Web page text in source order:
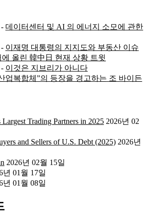
- 데이터센터 및 AI 의 에너지 소모에 관한
- 이재명 대통령의 지지도와 부동산 이슈
에 올린 韓中日 현재 상황 트윗
- 이것은 지브리가 아니다
업복합체”의 등장을 경고하는 조 바이든
Trading Partners in 2025 2026년 02
and Sellers of U.S. Debt (2025) 2026년
2026년 02월 15일
년 01월 17일
년 01월 08일